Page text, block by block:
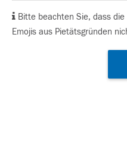
Bitte beachten Sie, dass
Emojis aus Pietätsgründen